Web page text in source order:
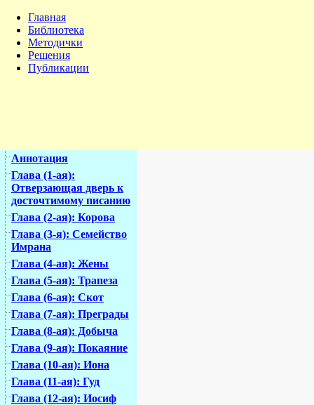
Главная
Библиотека
Методички
Решения
Публикации
Аннотация
Глава (1-ая):
Отверзающая дверь к
досточтимому писанию
Глава (2-ая): Корова
Глава (3-я): Семейство
Имрана
Глава (4-ая): Жены
Глава (5-ая): Трапеза
Глава (6-ая): Скот
Глава (7-ая): Преграды
Глава (8-ая): Добыча
Глава (9-ая): Покаяние
Глава (10-ая): Иона
Глава (11-ая): Гуд
Глава (12-ая): Иосиф